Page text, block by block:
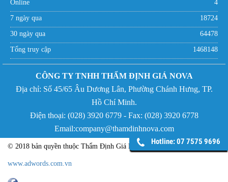
Online 4
7 ngày qua 18724
30 ngày qua 64478
Tổng truy cập 1468148
CÔNG TY TNHH THẨM ĐỊNH GIÁ NOVA
Địa chỉ: Số 45/65 Âu Dương Lân, Phường Chánh Hưng, TP.
Hồ Chí Minh.
Điện thoại: (028) 3920 6779 - Fax: (028) 3920 6778
Email:company@thamdinhnova.com
© 2018 bản quyền thuộc Thẩm Định Giá NOVA - Phát triển bởi
www.adwords.com.vn
Hotline: 07 7575 9696